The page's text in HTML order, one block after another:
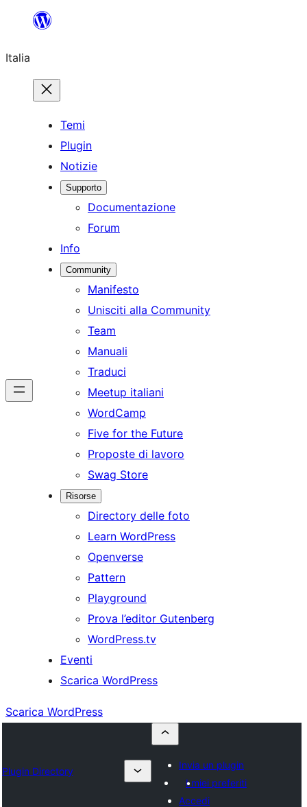
contenuto
Italia
Temi
Plugin
Notizie
Supporto
Documentazione
Forum
Info
Community
Manifesto
Unisciti alla Community
Team
Manuali
Traduci
Meetup italiani
WordCamp
Five for the Future
Proposte di lavoro
Swag Store
Risorse
Directory delle foto
Learn WordPress
Openverse
Pattern
Playground
Prova l’editor Gutenberg
WordPress.tv
Eventi
Scarica WordPress
Scarica WordPress
Plugin Directory
Invia un plugin
I miei preferiti
Accedi